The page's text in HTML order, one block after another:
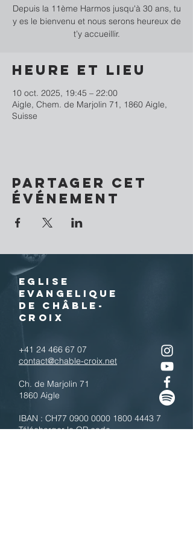
Depuis la 11ème Harmos jusqu'à 30 ans, tu
y es le bienvenu et nous serons heureux de
t’y accueillir.
Heure et lieu
10 oct. 2025, 19:45 – 22:00
Aigle, Chem. de Marjolin 71, 1860 Aigle,
Suisse
Partager cet
événement
EGLISE
EVANGELIQUE
DE CHÂBLE-
CROIX
+41 24 466 67 07
contact@chable-croix.net
Ch. de Marjolin 71
1860 Aigle
IBAN : CH77 0900 0000 1800 4443 7
Télécharger le QR code